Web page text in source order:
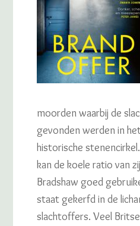
moorden waarbij de
gevonden werden in
historische
kan de koele ratio van
Bradshaw goed
staat gekerfd in de
slachtoffers. Veel